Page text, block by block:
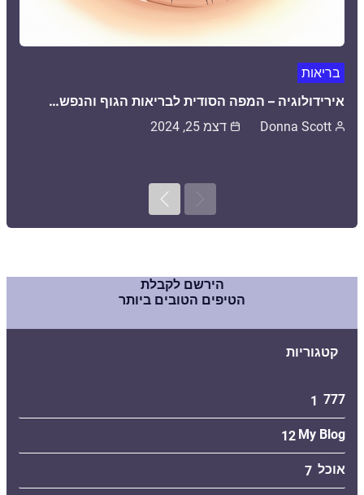
בריאות
אירידולוגיה – המפה הסודית לבריאות הגוף והנפש…
Donna Scott דצמ 25, 2024
Previous
Next
הירשם לקבלת
הטיפים הטובים ביותר
קטגוריות
777
1
My Blog
12
אוכל 7